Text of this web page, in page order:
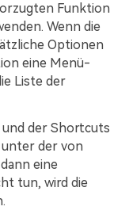
Funktion
Wenn die
Optionen
eine Menü-
Liste der
der Shortcuts
unter der von
eine
tun, wird die